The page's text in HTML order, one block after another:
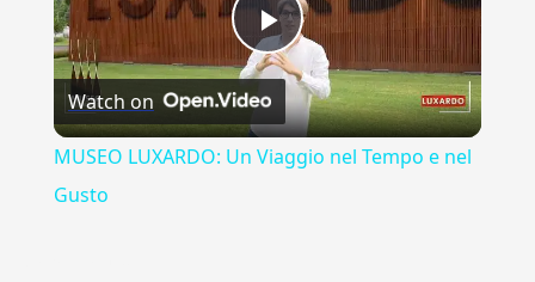
Play
Video
Watch on
MUSEO LUXARDO: Un Viaggio nel Tempo e nel
Gusto